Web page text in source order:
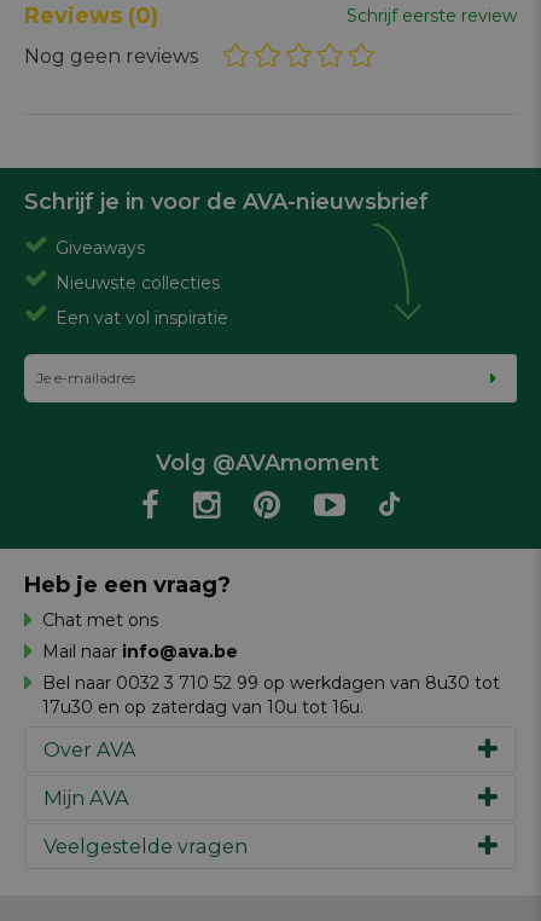
Reviews (0) Schrijf eerste review
Nog geen reviews
Schrijf je in voor de AVA-nieuwsbrief
Giveaways
Nieuwste collecties
Een vat vol inspiratie
Volg @AVAmoment
Over AVA
Ons verhaal
Werken bij AVA
Mijn AVA
Inspiratie
Veelgestelde vragen
Heb je een vraag?
Chat met ons
Mail naar info@ava.be
Bel naar 0032 3 710 52 99 op werkdagen van 8u30 tot
17u30 en op zaterdag van 10u tot 16u.